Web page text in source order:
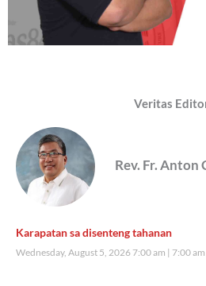
Veritas
Rev. Fr. Anton
Karapatan sa disenteng tahanan
Wednesday, August 5, 2026 7:00 am 7:00 am